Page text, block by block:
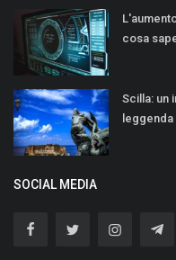
cosa
Scilla: un
leggenda
SOCIAL MEDIA